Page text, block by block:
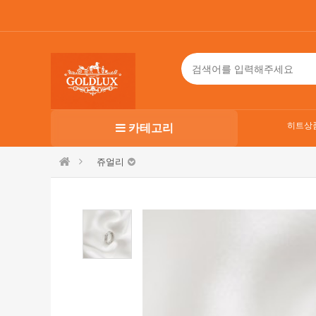
카테고리 히트상
쥬얼리